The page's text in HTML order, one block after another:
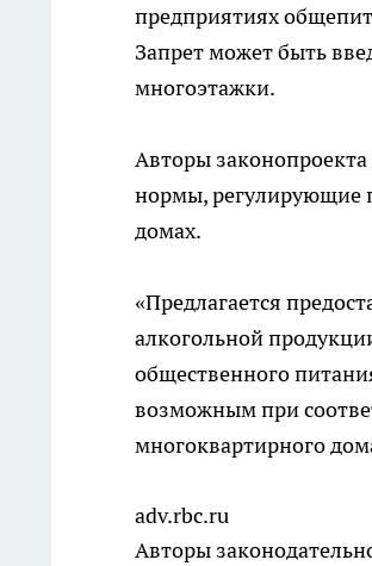
предприятиях
Запрет может быть
многоэтажки.
Авторы
нормы, регулирующие
домах.
«Предлагается
алкогольной
общественного
возможным при
многоквартирного
adv.rbc.ru
Авторы